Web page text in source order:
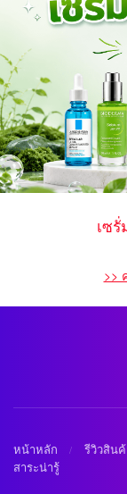
เซ
>>
หน้าหลัก รีวิวสิน
สาระน่ารู้